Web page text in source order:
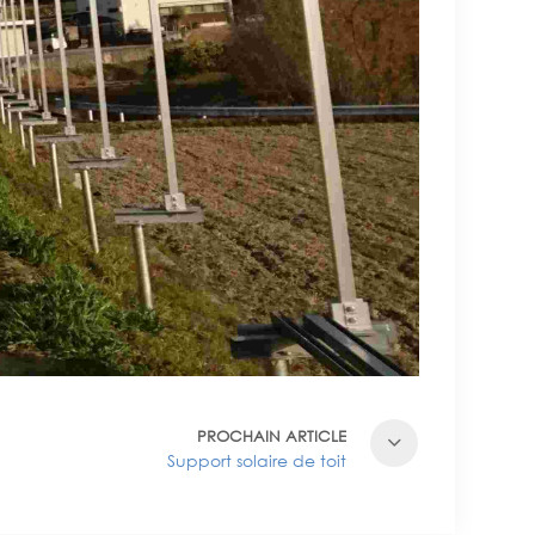
PROCHAIN ARTICLE
Support solaire de toit